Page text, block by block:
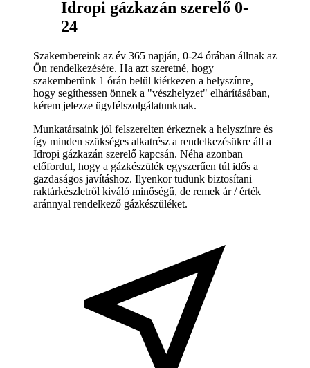
Idropi gázkazán szerelő 0-
24
Szakembereink az év 365 napján, 0-24 órában állnak az
Ön rendelkezésére. Ha azt szeretné, hogy
szakemberünk 1 órán belül kiérkezen a helyszínre,
hogy segíthessen önnek a "vészhelyzet" elhárításában,
kérem jelezze ügyfélszolgálatunknak.
Munkatársaink jól felszerelten érkeznek a helyszínre és
így minden szükséges alkatrész a rendelkezésükre áll a
Idropi gázkazán szerelő kapcsán. Néha azonban
előfordul, hogy a gázkészülék egyszerűen túl idős a
gazdaságos javításhoz. Ilyenkor tudunk biztosítani
raktárkészletről kiváló minőségű, de remek ár / érték
aránnyal rendelkező gázkészüléket.